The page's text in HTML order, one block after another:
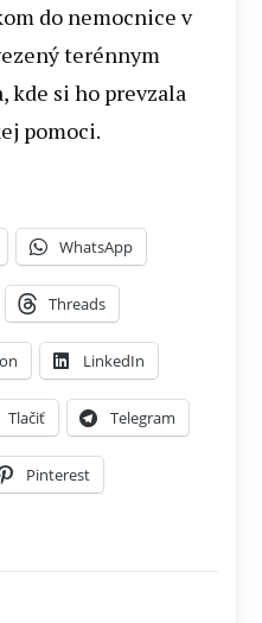
do nemocnice v
terénnym
kde si ho prevzala
pomoci.
WhatsApp
Threads
LinkedIn
Tlačiť Telegram
Pinterest